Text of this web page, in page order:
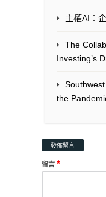
主權AI：
The
Investing’s
the
發佈留言
留言 *